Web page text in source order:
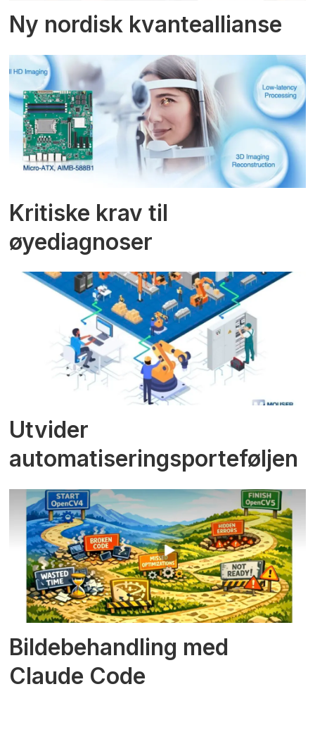
Ny nordisk kvanteallianse
Kritiske krav til
øyediagnoser
Utvider
automatiseringsporteføljen
Bildebehandling med
Claude Code